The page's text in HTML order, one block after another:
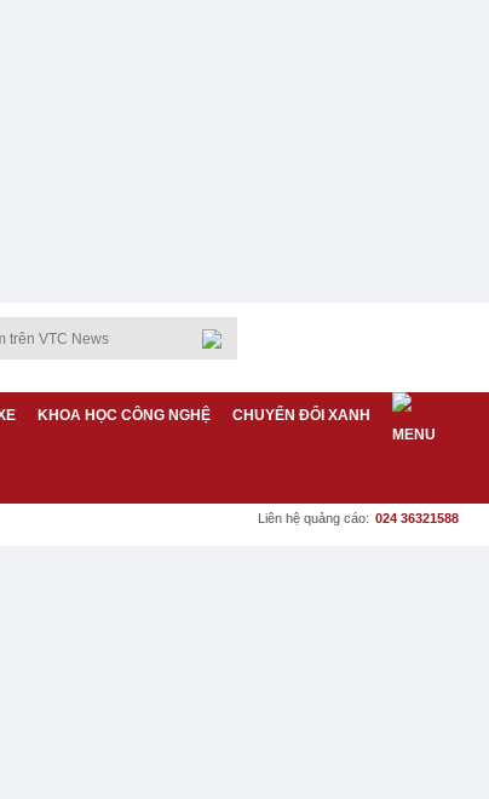
KHOA HỌC CÔNG NGHỆ CHUYỂN ĐỔI XANH
Liên hệ quảng cáo: 024 36321588